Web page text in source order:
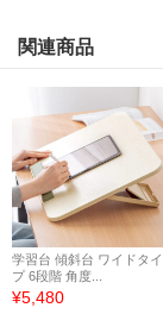
関連商品
学習台 傾斜台 ワイドタイ
プ 6段階 角度...
¥5,480